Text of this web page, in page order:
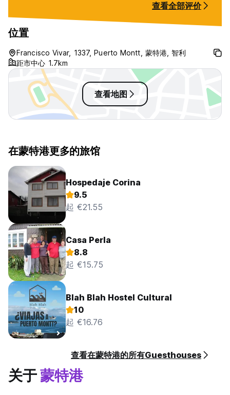
for any time in
查看全部评价
位置
Francisco Vivar, 1337, Puerto Montt, 蒙特港, 智利
距市中心 1.7km
查看地图
在蒙特港更多的旅馆
Hospedaje Corina
9.5
起 €21.55
Casa Perla
8.8
起 €15.75
Blah Blah Hostel Cultural
10
起 €16.76
查看在蒙特港的所有Guesthouses
关于蒙特港